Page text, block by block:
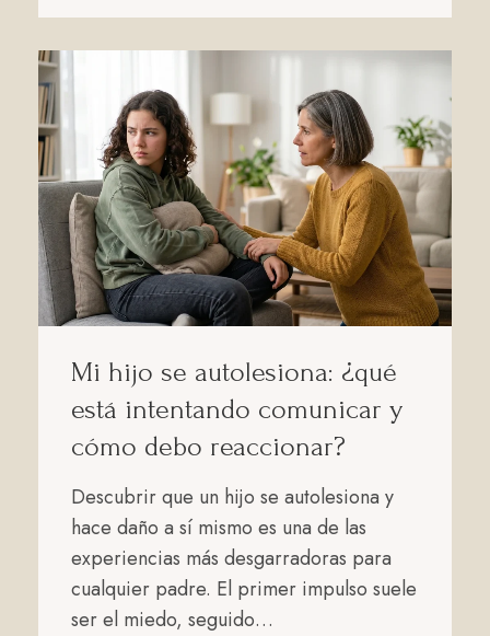
Mi hijo se autolesiona: ¿qué
está intentando comunicar y
cómo debo reaccionar?
Descubrir que un hijo se autolesiona y
hace daño a sí mismo es una de las
experiencias más desgarradoras para
cualquier padre. El primer impulso suele
ser el miedo, seguido…